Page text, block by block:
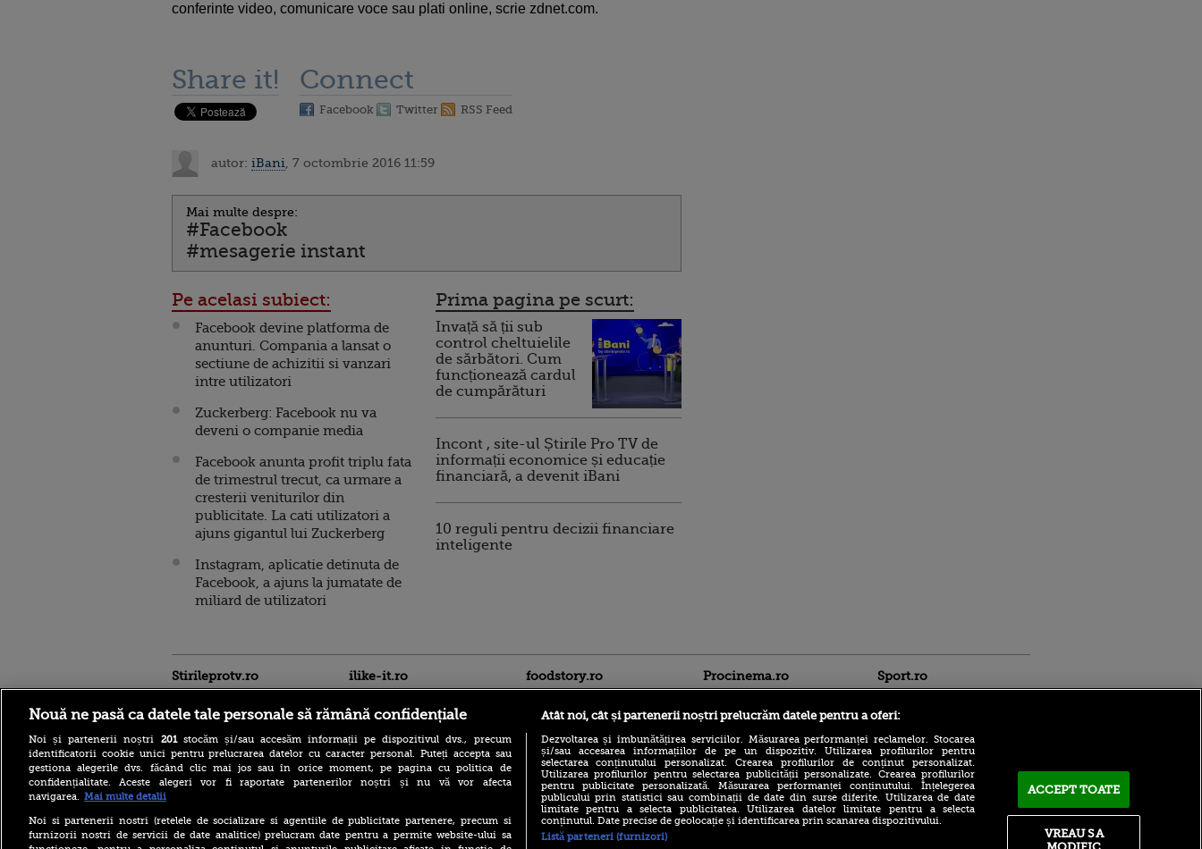
conferinte video, comunicare voce sau plati online, scrie zdnet.com.
Share it! Connect
Facebook Twitter RSS Feed
autor: iBani , 7 octombrie 2016 11:59
Mai multe despre:
#Facebook
#mesagerie instant
Pe acelasi subiect:
Facebook devine platforma de
anunturi. Compania a lansat o
sectiune de achizitii si vanzari
intre utilizatori
Zuckerberg: Facebook nu va
deveni o companie media
Facebook anunta profit triplu fata
de trimestrul trecut, ca urmare a
cresterii veniturilor din
publicitate. La cati utilizatori a
ajuns gigantul lui Zuckerberg
Instagram, aplicatie detinuta de
Facebook, a ajuns la jumatate de
miliard de utilizatori
Prima pagina pe scurt:
Invață să ții sub
control cheltuielile
de sărbători. Cum
funcționează cardul
de cumpărături
Incont , site-ul Știrile Pro TV de
informații economice și educație
financiară, a devenit iBani
10 reguli pentru decizii financiare
inteligente
Stirileprotv.ro
Care este mâncarea
preferată a lui Florin
ilike-it.ro foodstory.ro
(P) Descoperă Lumea
Evenimentelor din România
cu Transilvania Events!
Procinema.ro
Nikolaj Coster-Waldau din
Urzeala Tronurilor și
Sport.ro
Bogdan Lobonț și Cristi
Pulhac, invitații lui Andru
Nenciu la Matinal, ACUM,
pe VOYO SPORT 1
Nouă ne pasă ca datele tale personale să rămână confidențiale
Noi și partenerii noștri 201stocăm și/sau accesăm informații pe dispozitivul dvs., precum
identificatorii cookie unici pentru prelucrarea datelor cu caracter personal. Puteți accepta sau
gestiona alegerile dvs. făcând clic mai jos sau în orice moment, pe pagina cu politica de
confidențialitate. Aceste alegeri vor fi raportate partenerilor noștri și nu vă vor afecta
navigarea. Mai multe detalii
Noi si partenerii nostri (retelele de socializare si agentiile de publicitate partenere, precum si
furnizorii nostri de servicii de date analitice) prelucram date pentru a permite website-ului sa
Atât noi, cât și partenerii noștri prelucrăm datele pentru a oferi:
Dezvoltarea și îmbunătățirea serviciilor. Măsurarea performanței reclamelor. Stocarea
și/sau accesarea informațiilor de pe un dispozitiv. Utilizarea profilurilor pentru
selectarea conținutului personalizat. Crearea profilurilor de conținut personalizat.
Utilizarea profilurilor pentru selectarea publicității personalizate. Crearea profilurilor
pentru publicitate personalizată. Măsurarea performanței conținutului. Înțelegerea
publicului prin statistici sau combinații de date din surse diferite. Utilizarea de date
limitate pentru a selecta publicitatea. Utilizarea datelor limitate pentru a selecta
conținutul. Date precise de geolocație și identificarea prin scanarea dispozitivului.
Listă parteneri (furnizori)
ACCEPT TOATE
VREAU SA